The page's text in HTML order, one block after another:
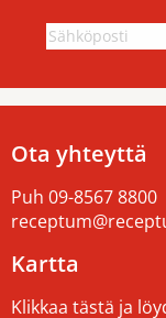
Ota yhteyttä
Puh 09-8567 8800
Kartta
Klikkaa tästä ja